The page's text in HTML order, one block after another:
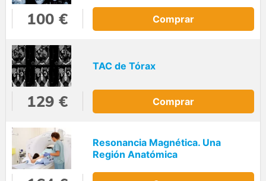
100 € Comprar
TAC de Tórax
129 € Comprar
Resonancia Magnética. Una
Región Anatómica